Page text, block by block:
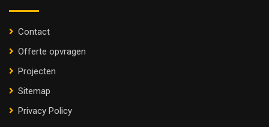
Contact
Offerte opvragen
Projecten
Sitemap
Privacy Policy